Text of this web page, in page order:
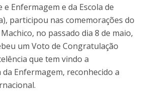
e Enfermagem e da Escola de
participou nas comemorações do
no passado dia 8 de maio,
um Voto de Congratulação
que tem vindo a
Enfermagem, reconhecido a